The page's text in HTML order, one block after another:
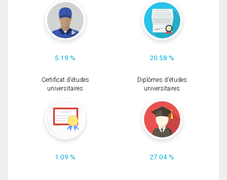
5.19 % 20.58 %
Certificat d'études
universitaires
1.09 %
Diplômes d'études
universitaires
27.04 %